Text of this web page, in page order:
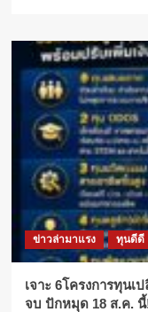
ข่าวล่ามาแรง ทุนดีดี
เจาะ 6โครงการทุนเ
จบ ปักหมุด 18 ส.ค.